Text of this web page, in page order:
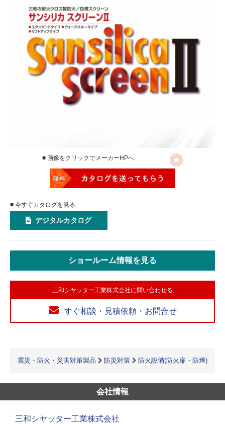
■ 画像をクリックでメーカーHPへ
■ 今すぐカタログを見る
デジタルカタログ
ショールーム情報を見る
三和シヤッター工業株式会社に問い合わせる
すぐ相談・見積依頼・お問合せ
震災・防火・災害対策製品 防災対策 防火設備(防火扉・防煙)
会社情報
三和シヤッター工業株式会社